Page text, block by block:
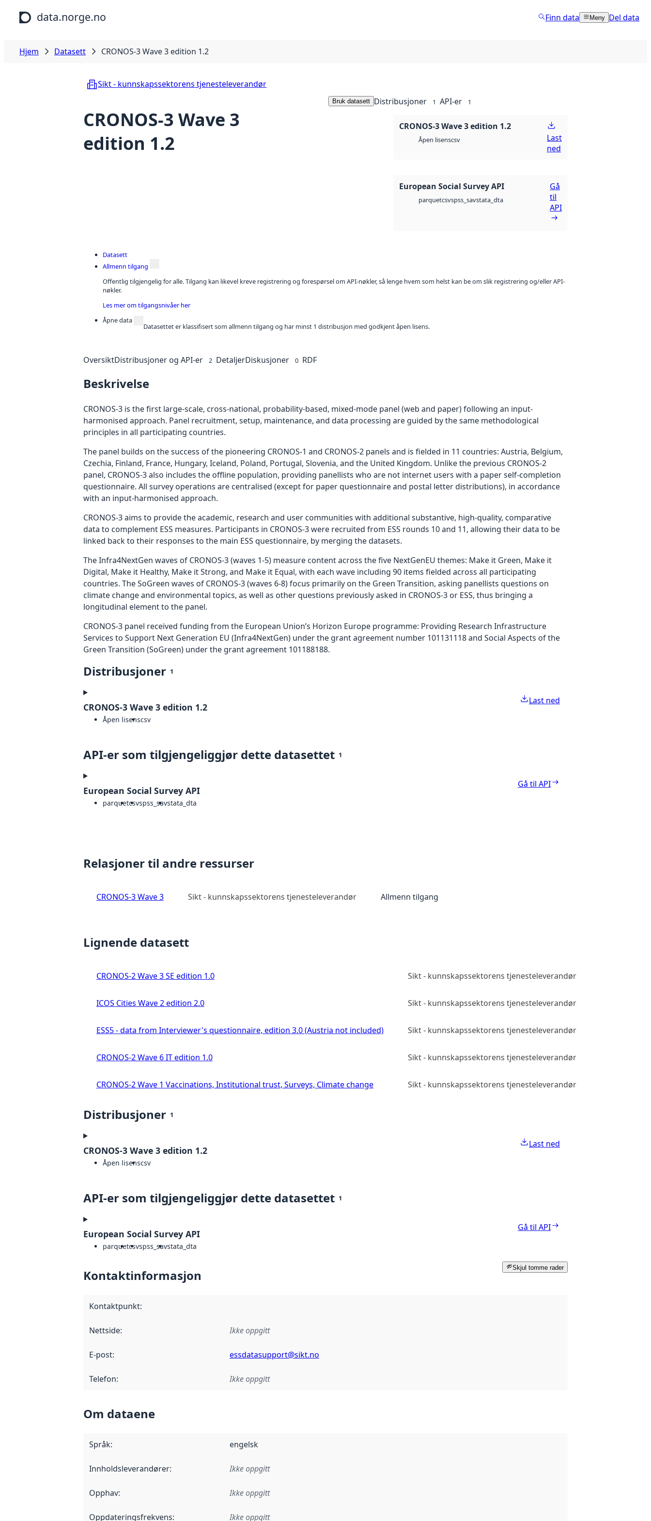
Hopp til hovedinnhold
data.norge.no Finn data Meny Del data
Hjem Datasett CRONOS-3 Wave 3 edition 1.2
Sikt - kunnskapssektorens tjenesteleverandør
CRONOS-3 Wave 3
edition 1.2
Bruk datasett Distribusjoner 1 API-er 1
CRONOS-3 Wave 3 edition 1.2
Åpen lisenscsv
Last
ned
European Social Survey API
parquetcsvspss_savstata_dta
Gå
til
API
Datasett
Allmenn tilgang
Offentlig tilgjengelig for alle. Tilgang kan likevel kreve registrering og forespørsel om API-nøkler, så lenge hvem som helst kan be om slik registrering og/eller API-
nøkler.
Les mer om tilgangsnivåer her
Åpne data
Datasettet er klassifisert som allmenn tilgang og har minst 1 distribusjon med godkjent åpen lisens.
OversiktDistribusjoner og API-er 2 DetaljerDiskusjoner 0 RDF
Beskrivelse
CRONOS-3 is the first large-scale, cross-national, probability-based, mixed-mode panel (web and paper) following an input-
harmonised approach. Panel recruitment, setup, maintenance, and data processing are guided by the same methodological
principles in all participating countries.
The panel builds on the success of the pioneering CRONOS-1 and CRONOS-2 panels and is fielded in 11 countries: Austria, Belgium,
Czechia, Finland, France, Hungary, Iceland, Poland, Portugal, Slovenia, and the United Kingdom. Unlike the previous CRONOS-2
panel, CRONOS-3 also includes the offline population, providing panellists who are not internet users with a paper self-completion
questionnaire. All survey operations are centralised (except for paper questionnaire and postal letter distributions), in accordance
with an input-harmonised approach.
CRONOS-3 aims to provide the academic, research and user communities with additional substantive, high-quality, comparative
data to complement ESS measures. Participants in CRONOS-3 were recruited from ESS rounds 10 and 11, allowing their data to be
linked back to their responses to the main ESS questionnaire, by merging the datasets.
The Infra4NextGen waves of CRONOS-3 (waves 1-5) measure content across the five NextGenEU themes: Make it Green, Make it
Digital, Make it Healthy, Make it Strong, and Make it Equal, with each wave including 90 items fielded across all participating
countries. The SoGreen waves of CRONOS-3 (waves 6-8) focus primarily on the Green Transition, asking panellists questions on
climate change and environmental topics, as well as other questions previously asked in CRONOS-3 or ESS, thus bringing a
longitudinal element to the panel.
CRONOS-3 panel received funding from the European Union’s Horizon Europe programme: Providing Research Infrastructure
Services to Support Next Generation EU (Infra4NextGen) under the grant agreement number 101131118 and Social Aspects of the
Green Transition (SoGreen) under the grant agreement 101188188.
Distribusjoner 1
CRONOS-3 Wave 3 edition 1.2
Åpen lisenscsv
Last ned
API-er som tilgjengeliggjør dette datasettet 1
European Social Survey API
parquetcsvspss_savstata_dta
Gå til API
Relasjoner til andre ressurser
CRONOS-3 Wave 3 Sikt - kunnskapssektorens tjenesteleverandør Allmenn tilgang
Lignende datasett
CRONOS-2 Wave 3 SE edition 1.0 Sikt - kunnskapssektorens tjenesteleverandør
ICOS Cities Wave 2 edition 2.0 Sikt - kunnskapssektorens tjenesteleverandør
ESS5 - data from Interviewer's questionnaire, edition 3.0 (Austria not included) Sikt - kunnskapssektorens tjenesteleverandør
CRONOS-2 Wave 6 IT edition 1.0 Sikt - kunnskapssektorens tjenesteleverandør
CRONOS-2 Wave 1 Vaccinations, Institutional trust, Surveys, Climate change Sikt - kunnskapssektorens tjenesteleverandør
Distribusjoner 1
CRONOS-3 Wave 3 edition 1.2
Åpen lisenscsv
Last ned
API-er som tilgjengeliggjør dette datasettet 1
European Social Survey API
parquetcsvspss_savstata_dta
Gå til API
Skjul tomme rader
Kontaktinformasjon
Kontaktpunkt:
Nettside: Ikke oppgitt
E-post: essdatasupport@sikt.no
Telefon: Ikke oppgitt
Om dataene
Språk: engelsk
Innholdsleverandører: Ikke oppgitt
Opphav: Ikke oppgitt
Oppdateringsfrekvens: Ikke oppgitt